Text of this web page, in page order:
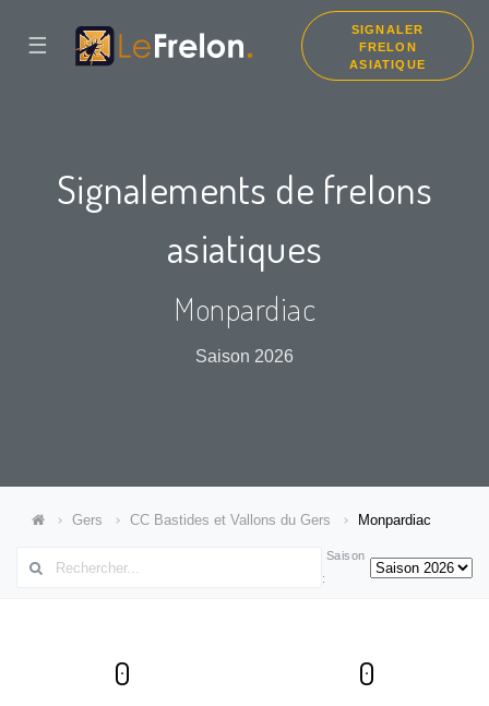
☰
SIGNALER
FRELON
ASIATIQUE
Signalements de frelons
asiatiques
Monpardiac
Saison 2026
Gers CC Bastides et Vallons du Gers Monpardiac
Saison
:
0 0